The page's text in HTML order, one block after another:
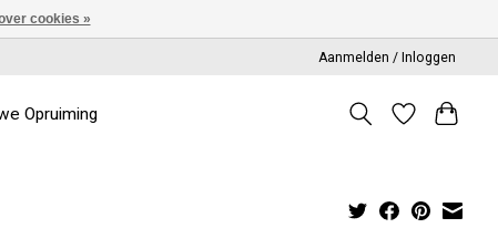
Aanmelden / Inloggen
Opruiming
cookies »